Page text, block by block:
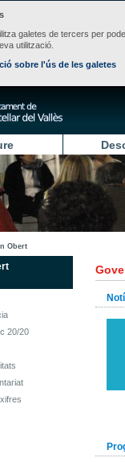
galetes de tercers per
utilització.
sobre l'ús de les galetes
Obert
20/20